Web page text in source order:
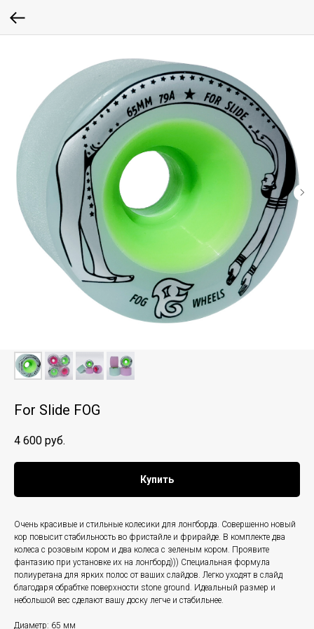
For Slide FOG
4 600 руб.
Купить
Очень красивые и стильные колесики для лонгборда. Совершенно новый
кор повысит стабильность во фристайле и фрирайде. В комплекте два
колеса с розовым кором и два колеса с зеленым кором. Проявите
фантазию при установке их на лонгборд))) Специальная формула
полиуретана для ярких полос от ваших слайдов. Легко уходят в слайд
благодаря обрабтке поверхности stone ground. Идеальный размер и
небольшой вес сделают вашу доску легче и стабильнее.
Диаметр: 65 мм